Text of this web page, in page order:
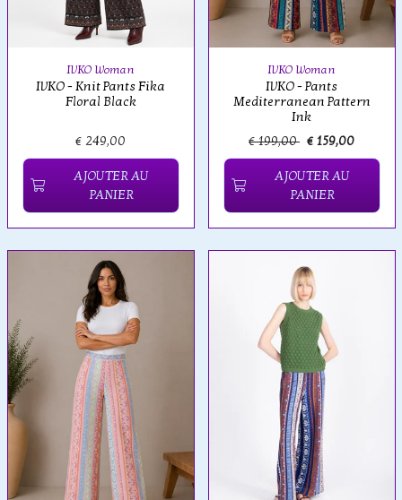
IVKO Woman
IVKO - Knit Pants Fika
Floral Black
€ 249,00
AJOUTER AU
PANIER
IVKO Woman
IVKO - Pants
Mediterranean Pattern
Ink
€ 199,00 € 159,00
AJOUTER AU
PANIER